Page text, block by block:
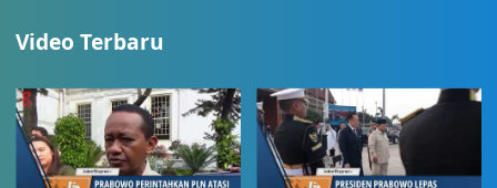
Video Terbaru